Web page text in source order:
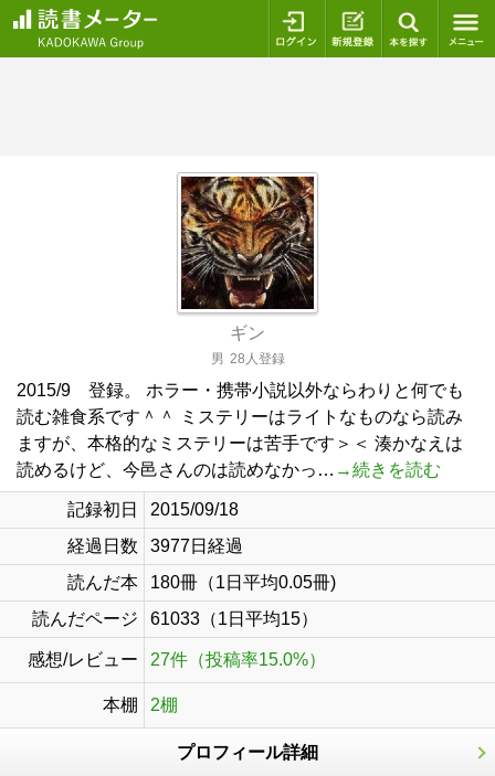
ログイン 新規登録
ギン
男 28人登録
2015/9 登録。 ホラー・携帯小説以外ならわりと何でも
読む雑食系です＾＾ ミステリーはライトなものなら読み
ますが、本格的なミステリーは苦手です＞＜ 湊かなえは
読めるけど、今邑さんのは読めなかっ… →続きを読む
記録初日
2015/09/18
経過日数
3977日経過
読んだ本
180冊（1日平均0.05冊)
読んだページ
61033（1日平均15）
感想/レビュー 27件（投稿率15.0%）
本棚 2棚
プロフィール詳細